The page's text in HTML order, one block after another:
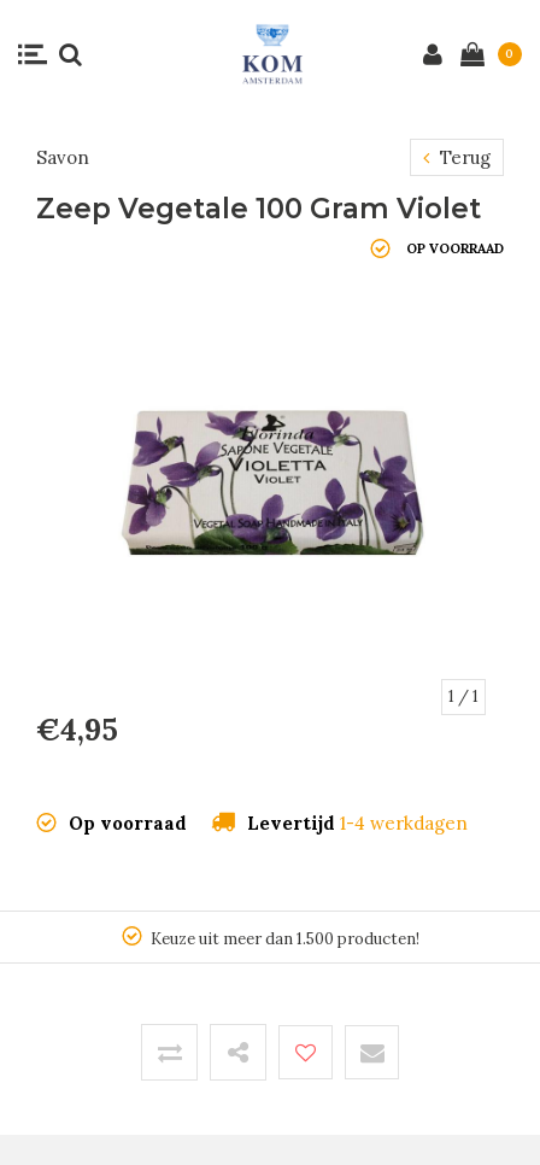
0
Savon Terug
Zeep Vegetale 100 Gram Violet
OP VOORRAAD
1 / 1
€4,95
Op voorraad Levertijd 1-4 werkdagen
Keuze uit meer dan 1.500 producten!